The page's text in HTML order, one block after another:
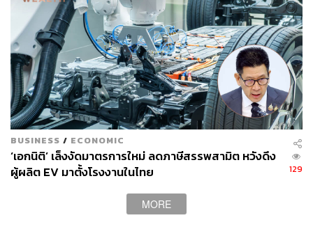
บาท หรือถึงปิดลงทะเบียนวันสุดท้ายในวันที่ 26 ตุลาคม 2568
แล้วแต่เกณฑ์ใดจะถึงก่อน ซึ่งจะมีการประชาสัมพันธ์ราย
ละเอียดการลงทะเบียนของประชาชนให้ทราบอีกครั้งหนึ่ง
อนึ่ง ผู้ประกอบการร้านค้าและประชาชนสามารถตรวจสอบ
หลักเกณฑ์และเงื่อนไขการเข้าร่วมโครงการฯ และราย
ละเอียดอื่น ๆ เพิ่มเติมได้ทางเว็บไซต์ คนละครึ่ง พลัส
สามารถติดตาม THE STANDARD WEALTH
ผ่านแอปพลิเคชันต่างๆ ที่คุณสะดวกหรือใช้งานอยู่แล้วได้เลย
BUSINESS / ECONOMIC
‘เอกนิติ’ เล็งงัดมาตรการใหม่ ลดภาษีสรรพสามิต หวังดึง
ผู้ผลิต EV มาตั้งโรงงานในไทย
129
MORE